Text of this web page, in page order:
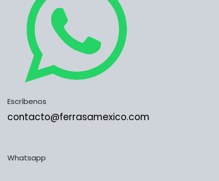
Escríbenos
contacto@ferrasamexico.com
Whatsapp